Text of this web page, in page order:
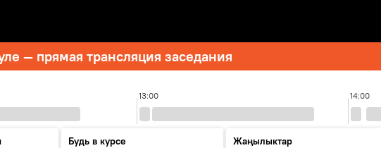
— прямая трансляция заседания
13:00 14:00
Будь в курсе
Жаңылыктар